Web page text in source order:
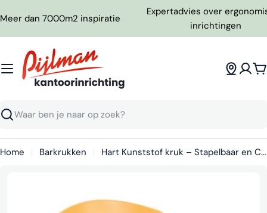
naar
inhoud
Meer dan 7000m2 inspiratie
Expertadvies over
inrichtingen
Zoeken
Home Barkrukken Hart Kunststof kruk – Stapelbaar en Comfortabel